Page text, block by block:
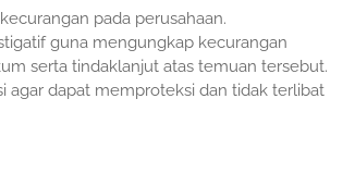
pada perusahaan.
guna mengungkap kecurangan
serta tindaklanjut atas temuan tersebut.
agar dapat memproteksi dan tidak terlibat